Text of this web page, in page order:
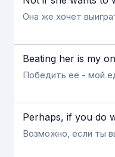
Она же хочет
Beating her is my
Победить ее - мой
Perhaps, if you do
Возможно, если ты